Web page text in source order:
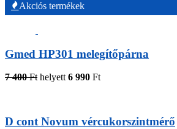
Akciós termékek
Gmed HP301 melegítőpárna
7 400 Fthelyett6 990 Ft
D cont Novum vércukorszintmérő